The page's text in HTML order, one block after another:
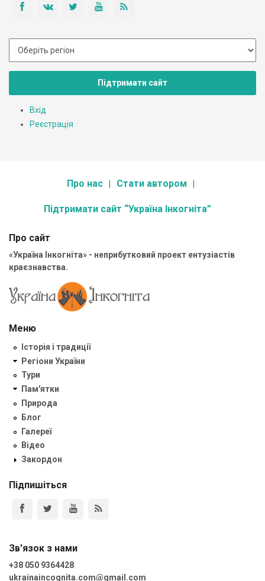
Підтримати сайт
Вхід
Реєстрація
Про нас Стати автором
Підтримати сайт “Україна Інкогніта”
Про сайт
«Україна Інкогніта» - неприбутковий проект ентузіастів
краєзнавства.
Меню
Історія і традиції
Регіони України
Тури
Пам'ятки
Природа
Блог
Галереї
Відео
Закордон
Підпишіться
Зв'язок з нами
+38 050 9364428
ukrainaincognita.com@gmail.com